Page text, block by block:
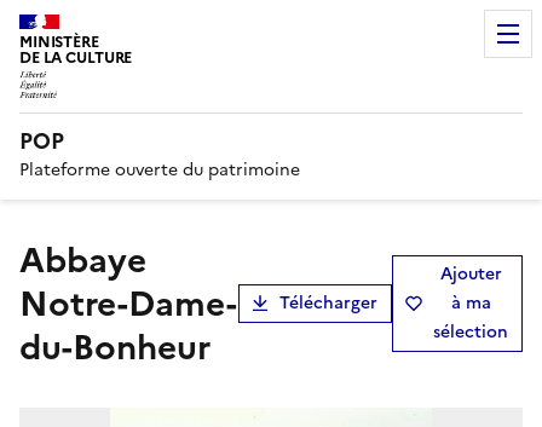
MINISTÈRE
DE LA CULTURE
POP
Plateforme ouverte du patrimoine
abbaye
Notre-Dame-
du-Bonheur
Télécharger
Ajouter
à ma
sélection